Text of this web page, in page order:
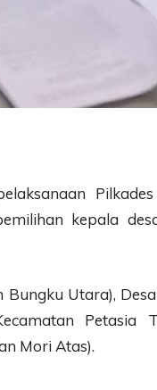
kepala
Utara),
Petasia
Mori Atas).